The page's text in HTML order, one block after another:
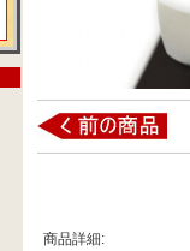
商品詳細: